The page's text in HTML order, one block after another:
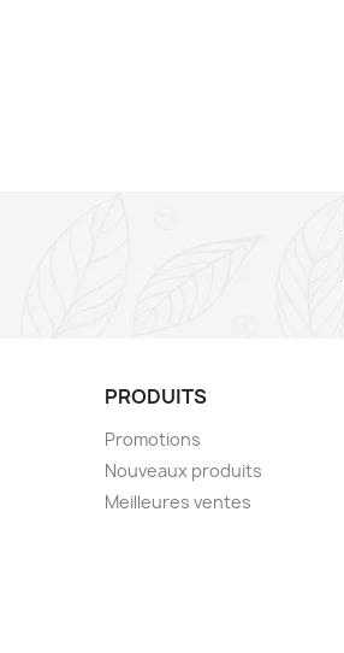
PRODUITS
Promotions
Nouveaux produits
Meilleures ventes